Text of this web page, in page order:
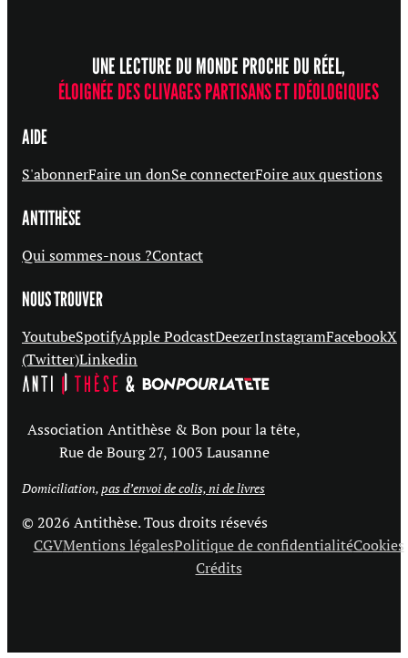
UNE LECTURE DU MONDE PROCHE DU RÉEL,
ÉLOIGNÉE DES CLIVAGES PARTISANS ET IDÉOLOGIQUES
AIDE
S'abonnerFaire un donSe connecterFoire aux questions
ANTITHÈSE
Qui sommes-nous ?Contact
NOUS TROUVER
YoutubeSpotifyApple PodcastDeezerInstagramFacebookX
(Twitter)Linkedin
Association Antithèse & Bon pour la tête,
Rue de Bourg 27, 1003 Lausanne
Domiciliation,pas d’envoi de colis, ni de livres
© 2026 Antithèse. Tous droits résevés
CGVMentions légalesPolitique de confidentialitéCookies
Crédits